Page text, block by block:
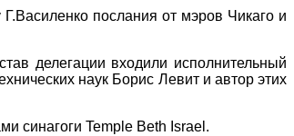
послания от мэров Чикаго и
делегации входили исполнительный
наук Борис Левит и автор этих
синагоги Temple Beth Israel.